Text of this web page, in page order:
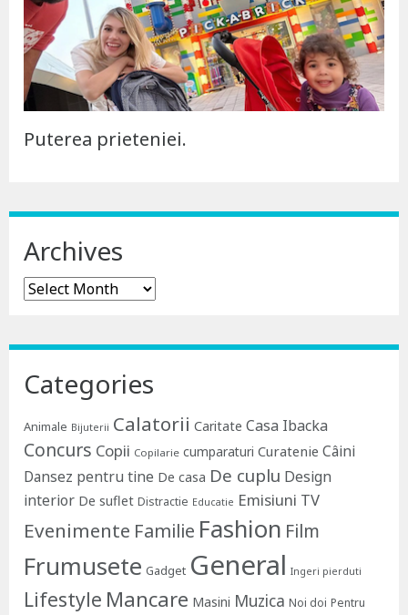
Puterea prieteniei.
Archives
Archives
Categories
Animale Bijuterii Calatorii Caritate Casa Ibacka
Concurs Copii Copilarie cumparaturi Curatenie Câini
Dansez pentru tine De casa De cuplu Design
interior De suflet Distractie Educatie Emisiuni TV
Evenimente Familie Fashion Film
Frumusete Gadget General Ingeri pierduti
Lifestyle Mancare Masini Muzica Noi doi Pentru